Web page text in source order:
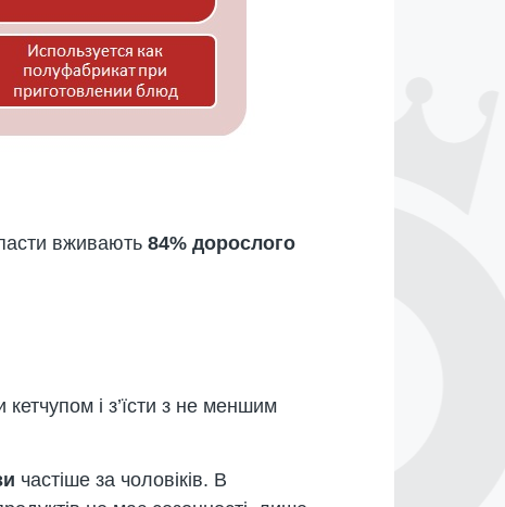
вживають 84% дорослого
і з’їсти з не меншим
частіше за чоловіків. В